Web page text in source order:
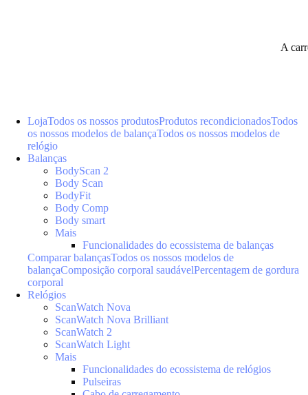
A
LojaTodos os nossos produtosProdutos recondicionadosTodos
os nossos modelos de balançaTodos os nossos modelos de
relógio
Balanças
BodyScan 2
Body Scan
BodyFit
Body Comp
Body smart
Mais
Funcionalidades do ecossistema de balanças
Comparar balançasTodos os nossos modelos de
balançaComposição corporal saudávelPercentagem de gordura
corporal
Relógios
ScanWatch Nova
ScanWatch Nova Brilliant
ScanWatch 2
ScanWatch Light
Mais
Funcionalidades do ecossistema de relógios
Pulseiras